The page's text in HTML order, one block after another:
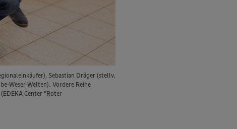
Sebastian Dräger (stellv.
Weser-Welten). Vordere Reihe
Center "Roter